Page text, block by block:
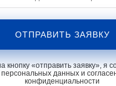
ОТПРАВИТЬ ЗАЯВКУ
кнопку «отправить заявку», я
данных и
конфиденциальности